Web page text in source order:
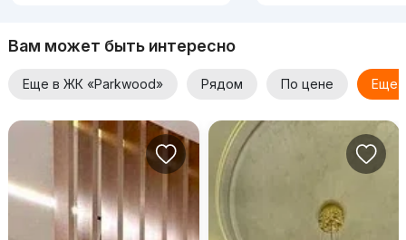
Вам может быть интересно
Еще в ЖК «Parkwood» Рядом По цене Еще